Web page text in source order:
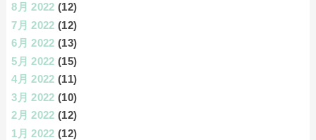
8月 2022 (12)
7月 2022 (12)
6月 2022 (13)
5月 2022 (15)
4月 2022 (11)
3月 2022 (10)
2月 2022 (12)
1月 2022 (12)